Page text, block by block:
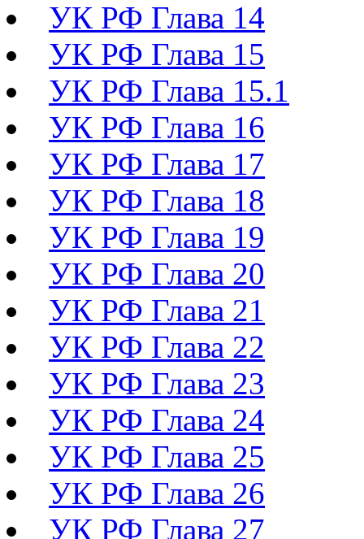
УК РФ Глава 14
УК РФ Глава 15
УК РФ Глава 15.1
УК РФ Глава 16
УК РФ Глава 17
УК РФ Глава 18
УК РФ Глава 19
УК РФ Глава 20
УК РФ Глава 21
УК РФ Глава 22
УК РФ Глава 23
УК РФ Глава 24
УК РФ Глава 25
УК РФ Глава 26
УК РФ Глава 27